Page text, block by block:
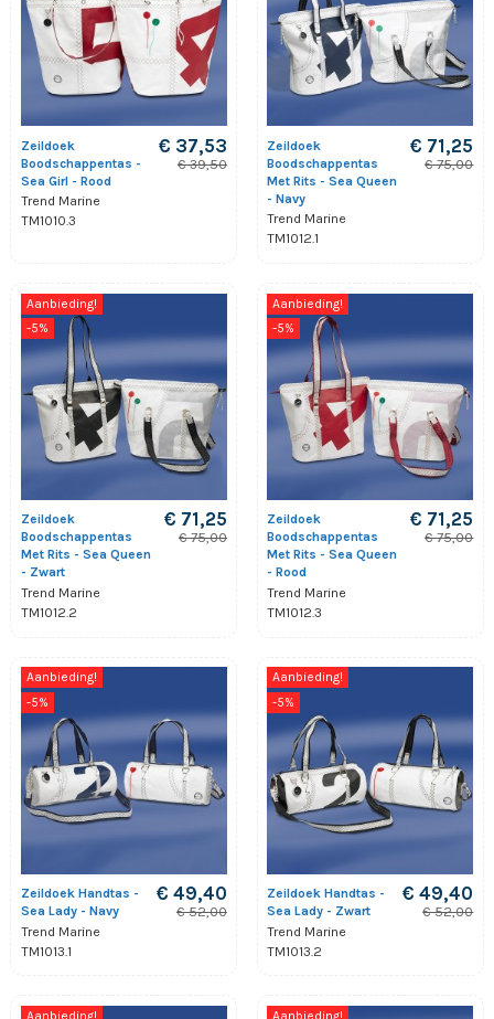
Zeildoek
Boodschappentas -
Sea Girl - Rood
Trend Marine
TM1010.3
€ 37,53
€ 39,50
Zeildoek
Boodschappentas
Met Rits - Sea Queen
- Navy
Trend Marine
TM1012.1
€ 71,25
€ 75,00
Aanbieding!
-5%
Zeildoek
Boodschappentas
Met Rits - Sea Queen
- Zwart
Trend Marine
TM1012.2
€ 71,25
€ 75,00
Aanbieding!
-5%
Zeildoek
Boodschappentas
Met Rits - Sea Queen
- Rood
Trend Marine
TM1012.3
€ 71,25
€ 75,00
Aanbieding!
-5%
Zeildoek Handtas -
Sea Lady - Navy
Trend Marine
TM1013.1
€ 49,40
€ 52,00
Aanbieding!
-5%
Zeildoek Handtas -
Sea Lady - Zwart
Trend Marine
TM1013.2
€ 49,40
€ 52,00
Aanbieding! Aanbieding!